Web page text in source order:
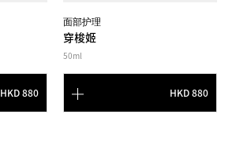
HKD 880
面部护理
穿梭姬
50ml
HKD 880